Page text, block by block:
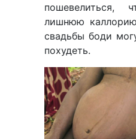
пошевелиться,
лишнюю
свадьбы боди
похудеть.